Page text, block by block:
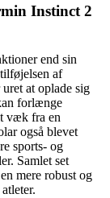
Instinct 2
end sin
af
at oplade sig
forlænge
væk fra en
også blevet
sports- og
Samlet set
mere robust og